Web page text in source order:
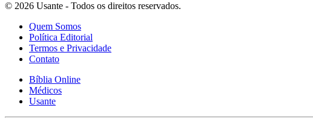
© 2026 Usante - Todos os direitos reservados.
Quem Somos
Política Editorial
Termos e Privacidade
Contato
Bíblia Online
Médicos
Usante